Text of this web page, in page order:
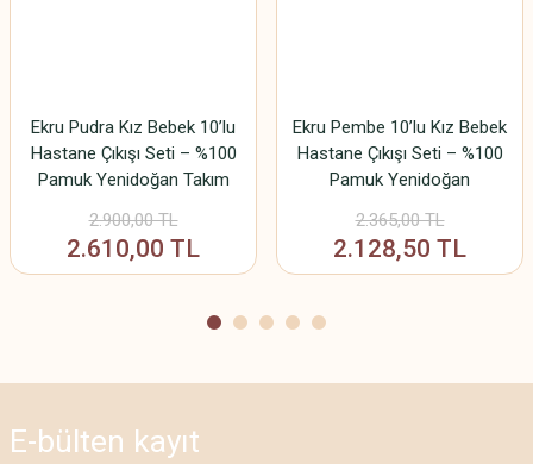
Ekru Pudra Kız Bebek 10’lu
Hastane Çıkışı Seti – %100
Pamuk Yenidoğan Takım
2.900,00 TL
2.610,00 TL
Ekru Pembe 10’lu Kız Bebek
Hastane Çıkışı Seti – %100
Pamuk Yenidoğan
2.365,00 TL
2.128,50 TL
E-bülten kayıt